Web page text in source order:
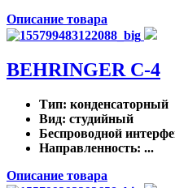
Описание товара
BEHRINGER C-4
Тип: конденсаторный
Вид: студийный
Беспроводной
Направленность: ...
Описание товара